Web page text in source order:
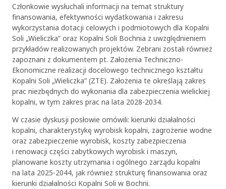
Członkowie wysłuchali informacji na temat struktury
finansowania, efektywności wydatkowania i zakresu
wykorzystania dotacji celowych i podmiotowych dla Kopalni
Soli „Wieliczka” oraz Kopalni Soli Bochnia z uwzględnieniem
przykładów realizowanych projektów. Zebrani zostali również
zapoznani z dokumentem pt. Założenia Techniczno-
Ekonomiczne realizacji docelowego technicznego kształtu
Kopalni Soli „Wieliczka” (ZTE). Założenia te określają zakres
prac niezbędnych do wykonania dla zabezpieczenia wielickiej
kopalni, w tym zakres prac na lata 2028-2034.
W czasie dyskusji posłowie omówili: kierunki działalności
kopalni, charakterystykę wyrobisk kopalni, zagrożenie wodne
oraz zabezpieczenie wyrobisk, koszty zabezpieczenia
i renowacji części zabytkowych wyrobisk i maszyn,
planowane koszty utrzymania i ogólnego zarządu kopalni
na lata 2025-2044, jak również strukturę finansowania oraz
kierunki działalności Kopalni Soli w Bochni.